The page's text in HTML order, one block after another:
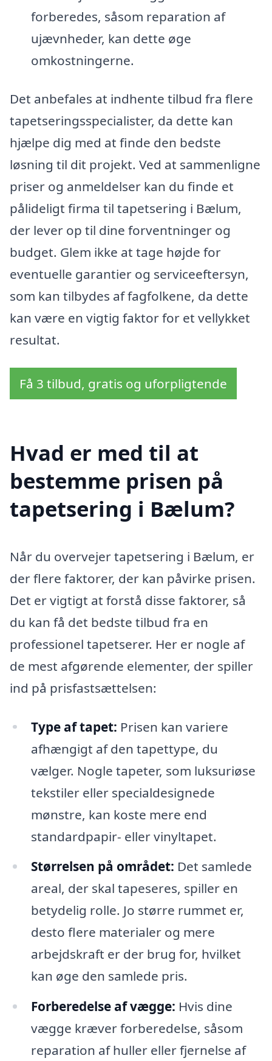
forberedes, såsom reparation af
ujævnheder, kan dette øge
omkostningerne.
Det anbefales at indhente tilbud fra flere
tapetseringsspecialister, da dette kan
hjælpe dig med at finde den bedste
løsning til dit projekt. Ved at sammenligne
priser og anmeldelser kan du finde et
pålideligt firma til tapetsering i Bælum,
der lever op til dine forventninger og
budget. Glem ikke at tage højde for
eventuelle garantier og serviceeftersyn,
som kan tilbydes af fagfolkene, da dette
kan være en vigtig faktor for et vellykket
resultat.
Få 3 tilbud, gratis og uforpligtende
Hvad er med til at
bestemme prisen på
tapetsering i Bælum?
Når du overvejer tapetsering i Bælum, er
der flere faktorer, der kan påvirke prisen.
Det er vigtigt at forstå disse faktorer, så
du kan få det bedste tilbud fra en
professionel tapetserer. Her er nogle af
de mest afgørende elementer, der spiller
ind på prisfastsættelsen:
Type af tapet: Prisen kan variere
afhængigt af den tapettype, du
vælger. Nogle tapeter, som luksuriøse
tekstiler eller specialdesignede
mønstre, kan koste mere end
standardpapir- eller vinyltapet.
Størrelsen på området: Det samlede
areal, der skal tapeseres, spiller en
betydelig rolle. Jo større rummet er,
desto flere materialer og mere
arbejdskraft er der brug for, hvilket
kan øge den samlede pris.
Forberedelse af vægge: Hvis dine
vægge kræver forberedelse, såsom
reparation af huller eller fjernelse af